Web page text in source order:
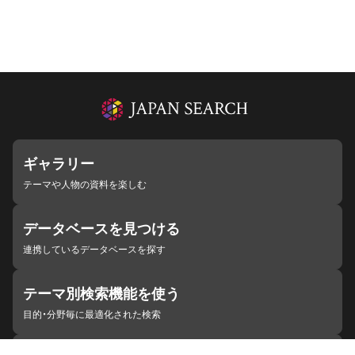
ギャラリー
テーマや人物の資料を楽しむ
データベースを見つける
連携しているデータベースを探す
テーマ別検索機能を使う
目的・分野毎に最適化された検索